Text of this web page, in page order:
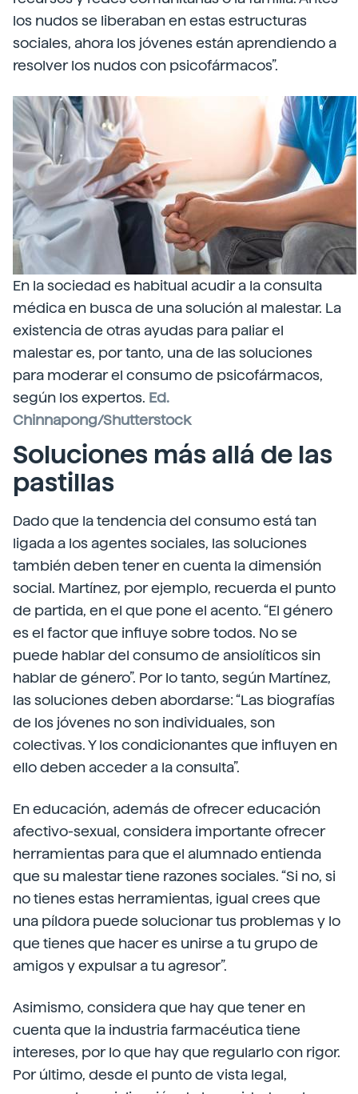
los nudos se liberaban en estas estructuras
sociales, ahora los jóvenes están aprendiendo a
resolver los nudos con psicofármacos”.
En la sociedad es habitual acudir a la consulta
médica en busca de una solución al malestar. La
existencia de otras ayudas para paliar el
malestar es, por tanto, una de las soluciones
para moderar el consumo de psicofármacos,
según los expertos. Ed.
Chinnapong/Shutterstock
Soluciones más allá de las
pastillas
Dado que la tendencia del consumo está tan
ligada a los agentes sociales, las soluciones
también deben tener en cuenta la dimensión
social. Martínez, por ejemplo, recuerda el punto
de partida, en el que pone el acento. “El género
es el factor que influye sobre todos. No se
puede hablar del consumo de ansiolíticos sin
hablar de género”. Por lo tanto, según Martínez,
las soluciones deben abordarse: “Las biografías
de los jóvenes no son individuales, son
colectivas. Y los condicionantes que influyen en
ello deben acceder a la consulta”.
En educación, además de ofrecer educación
afectivo-sexual, considera importante ofrecer
herramientas para que el alumnado entienda
que su malestar tiene razones sociales. “Si no, si
no tienes estas herramientas, igual crees que
una píldora puede solucionar tus problemas y lo
que tienes que hacer es unirse a tu grupo de
amigos y expulsar a tu agresor”.
Asimismo, considera que hay que tener en
cuenta que la industria farmacéutica tiene
intereses, por lo que hay que regularlo con rigor.
Por último, desde el punto de vista legal,